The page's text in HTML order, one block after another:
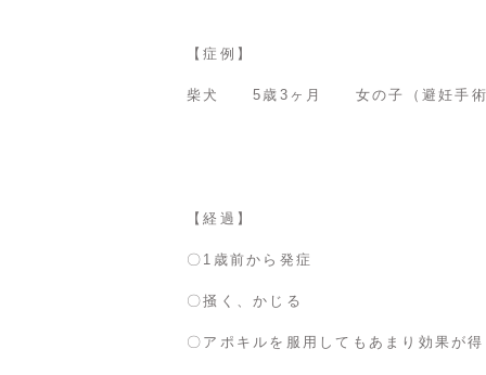
【症例】
柴犬 5歳3ヶ月 女の子（避妊手術
【経過】
〇1歳前から発症
〇掻く、かじる
〇アポキルを服用してもあまり効果が